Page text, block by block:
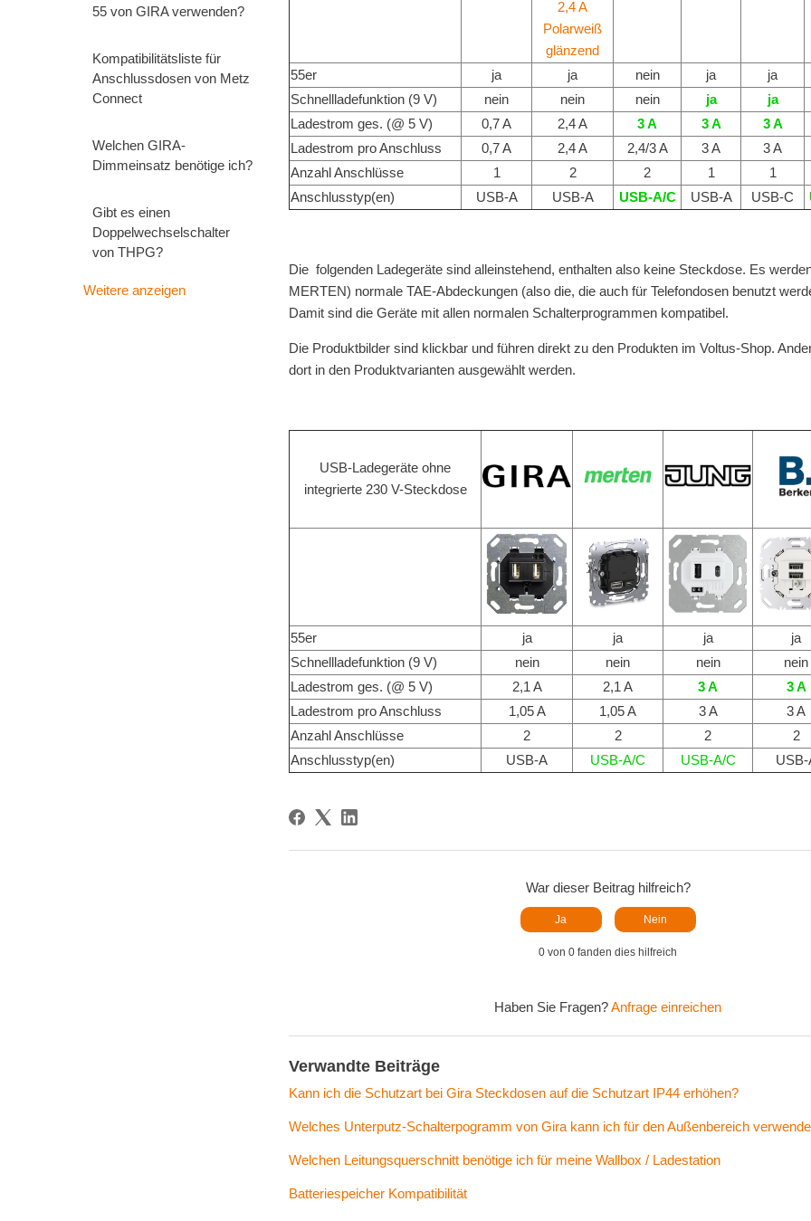
55 von GIRA verwenden?
Kompatibilitätsliste für
Anschlussdosen von Metz
Connect
Welchen GIRA-
Dimmeinsatz benötige ich?
Gibt es einen
Doppelwechselschalter
von THPG?
Weitere anzeigen
55er ja ja nein ja
ja
Schnellladefunktion (9 V)
nein nein nein ja
ja
Ladestrom ges. (@ 5 V)
0,7 A 2,4 A 3 A 3 A
3 A
Ladestrom pro Anschluss
0,7 A 2,4 A 2,4/3 A 3 A
3 A
Anzahl Anschlüsse
1 2 2 1
1
Anschlusstyp(en)
USB-A USB-A USB-A/C USB-A USB-C
Die folgenden Ladegeräte sind alleinstehend, enthalten also keine Steckdose. Es
MERTEN) normale TAE-Abdeckungen (also die, die auch für Telefondosen benutzt
Damit sind die Geräte mit allen normalen Schalterprogrammen kompatibel.
Die Produktbilder sind klickbar und führen direkt zu den Produkten im Voltus-Shop.
dort in den Produktvarianten ausgewählt werden.
USB-Ladegeräte ohne
integrierte 230 V-Steckdose
55er ja ja ja
ja
Schnellladefunktion (9 V)
nein nein nein
nein
Ladestrom ges. (@ 5 V)
2,1 A 2,1 A 3 A
3 A
Ladestrom pro Anschluss
1,05 A 1,05 A 3 A
3 A
Anzahl Anschlüsse
2 2 2
2
Anschlusstyp(en)
USB-A USB-A/C USB-A/C USB-
War dieser Beitrag hilfreich?
Ja Nein
0 von 0 fanden dies hilfreich
Haben Sie Fragen?Anfrage einreichen
Verwandte Beiträge
Kann ich die Schutzart bei Gira Steckdosen auf die Schutzart IP44 erhöhen?
Welches Unterputz-Schalterpogramm von Gira kann ich für den Außenbereich
Welchen Leitungsquerschnitt benötige ich für meine Wallbox / Ladestation
Batteriespeicher Kompatibilität